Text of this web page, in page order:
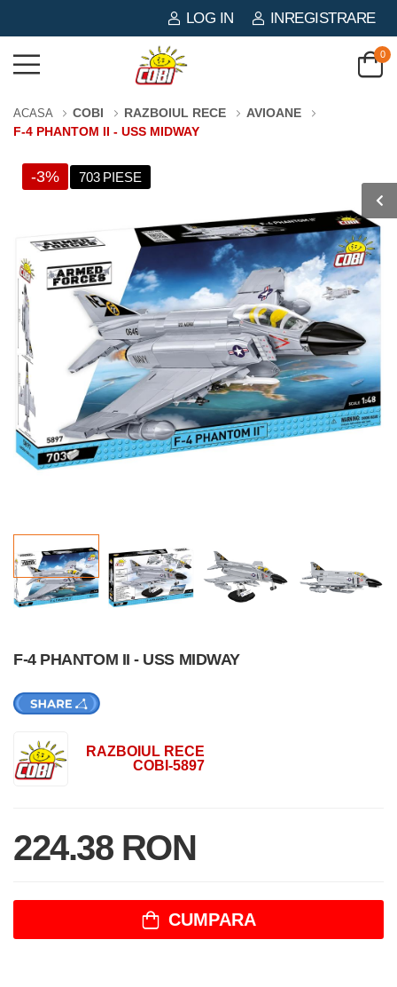
LOG IN INREGISTRARE
0
ACASA COBI RAZBOIUL RECE
AVIOANE
F-4 PHANTOM II - USS MIDWAY
-3% 703 PIESE
F-4 PHANTOM II - USS MIDWAY
RAZBOIUL RECE
COBI-5897
224.38 RON
CUMPARA